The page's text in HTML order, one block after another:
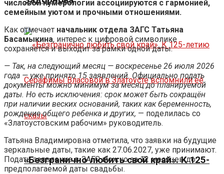
«Безгранично любить свой край». К 125-
числовой нумерологии ассоциируются с гармонией,
семейным уютом и прочными отношениями.
Как отмечает начальник отдела ЗАГС Татьяна
Басамыкина, интерес к цифровой символике
сохраняется и выходит за рамки одной даты:
— Так, на следующий месяц — воскресенье 26 июля 2026
года — уже принято 15 заявлений. Официально подать
документы можно минимум за месяц до планируемой
даты. Но есть исключения: срок может быть сокращён
при наличии веских оснований, таких как беременность,
рождение общего ребенка и других, — поделилась со
«Златоустовским рабочим» руководитель.
Татьяна Владимировна отметила, что заявки на будущие
зеркальные даты, такие как 27.06.2027, уже принимают.
Подать заявление в ЗАГС можно за 12 месяцев до
предполагаемой даты свадьбы.